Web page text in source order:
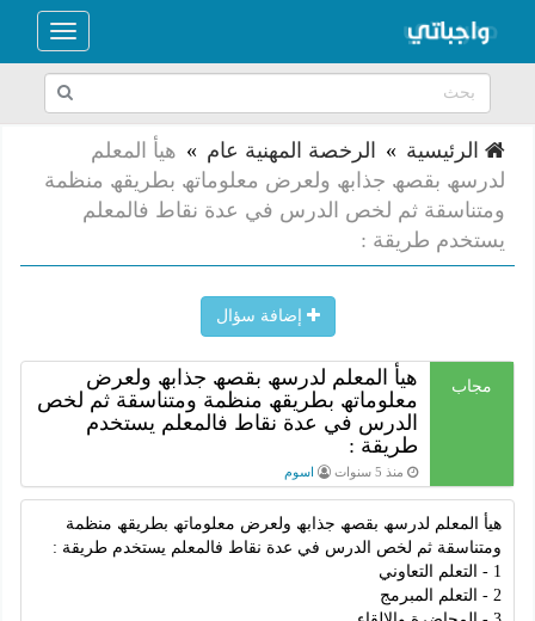
Toggle
الرئيسية » الرخصة المهنية عام » ھیأ المعلم
لدرسھ بقصھ جذابھ ولعرض معلوماتھ بطریقھ منظمة
ومتناسقة ثم لخص الدرس في عدة نقاط فالمعلم
یستخدم طریقة :
إضافة سؤال
مجاب
ھیأ المعلم لدرسھ بقصھ جذابھ ولعرض
معلوماتھ بطریقھ منظمة ومتناسقة ثم لخص
الدرس في عدة نقاط فالمعلم یستخدم
طریقة :
منذ 5 سنوات اسوم
ھیأ المعلم لدرسھ بقصھ جذابھ ولعرض معلوماتھ بطریقھ منظمة
ومتناسقة ثم لخص الدرس في عدة نقاط فالمعلم یستخدم طریقة :
1 - التعلم التعاوني
2 - التعلم المبرمج